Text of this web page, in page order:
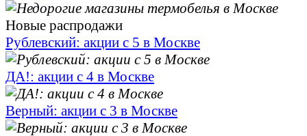
Новые распродажи
Рублевский: акции с 5 в Москве
ДА!: акции с 4 в Москве
Верный: акции с 3 в Москве